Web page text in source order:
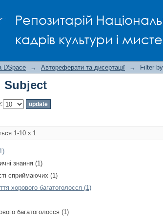
Репозитарій
кадрів культури і
DSpace → Автореферати та дисертації → Filter
Subject
1-10 з 1
знання (1)
сприймаючих (1)
хорового багатоголосся (1)
багатоголосся (1)